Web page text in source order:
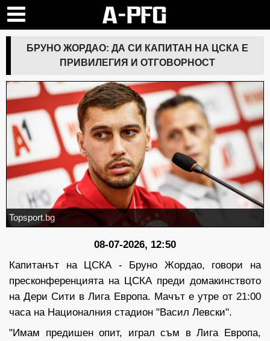
БРУНО ЖОРДАО: ДА СИ КАПИТАН НА ЦСКА Е
ПРИВИЛЕГИЯ И ОТГОВОРНОСТ
Topsport.bg
08-07-2026, 12:50
Капитанът на ЦСКА - Бруно Жордао, говори на
пресконференцията на ЦСКА преди домакинството
на Дери Сити в Лига Европа. Мачът е утре от 21:00
часа на Националния стадион "Васил Левски".
"Имам предишен опит, играл съм в Лига Европа,